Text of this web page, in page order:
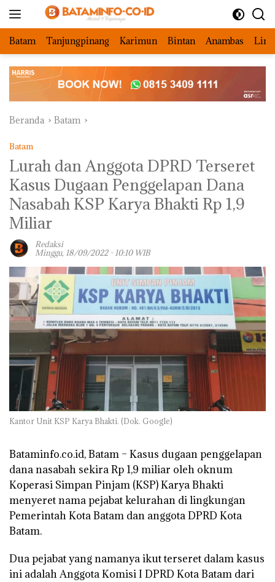
Batam Tanjungpinang Karimun Bintan Anambas
Beranda Batam
Batam
Lurah dan Anggota DPRD Terseret
Kasus Dugaan Penggelapan Dana
Nasabah KSP Karya Bhakti Rp 1,9
Miliar
Redaksi
Minggu, 18/09/2022 - 10:10 WIB
Kantor Unit KSP Karya Bhakti. (Dok. Google)
Bataminfo.co.id, Batam – Kasus dugaan penggelapan
dana nasabah sekira Rp 1,9 miliar oleh oknum
Koperasi Simpan Pinjam (KSP) Karya Bhakti
menyeret nama pejabat kelurahan di lingkungan
Pemerintah Kota Batam dan anggota DPRD Kota
Batam.
Dua pejabat yang namanya ikut terseret dalam kasus
ini adalah Anggota Komisi I DPRD Kota Batam dari